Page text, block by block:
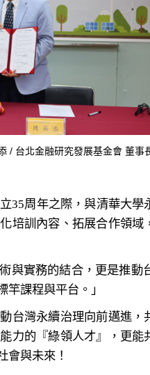
/ 台北金融研究發展基金會 董事
35周年之際，與清華大學
培訓內容、拓展合作領域
與實務的結合，更是推動
課程與平台。」
台灣永續治理向前邁進，
力的『綠領人才』，更能
會與未來！